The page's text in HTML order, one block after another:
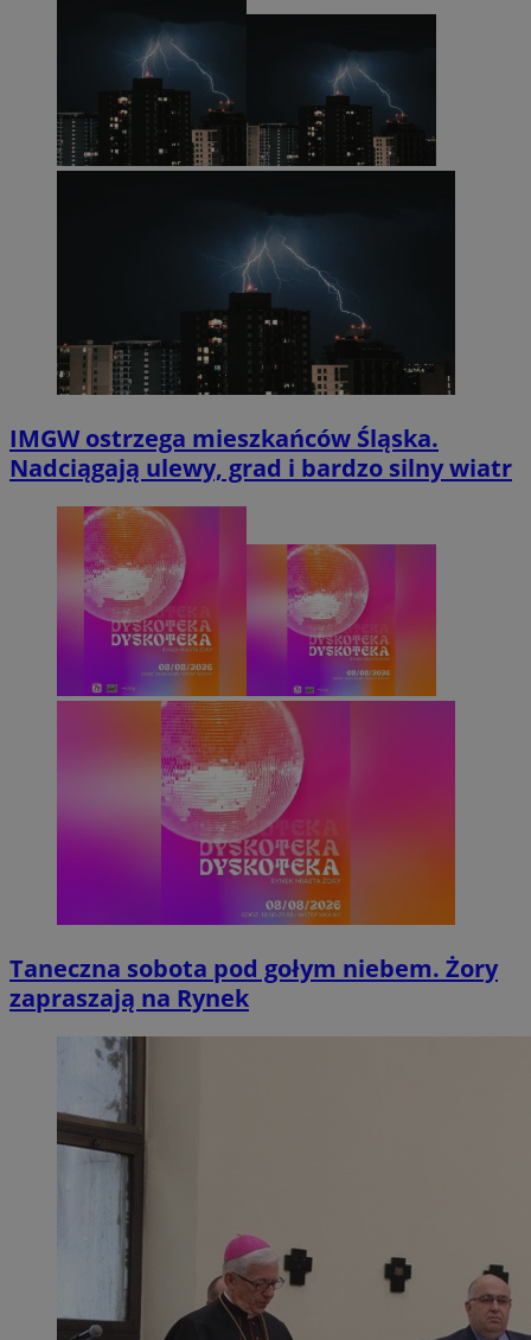
IMGW ostrzega mieszkańców Śląska.
Nadciągają ulewy, grad i bardzo silny wiatr
Taneczna sobota pod gołym niebem. Żory
zapraszają na Rynek